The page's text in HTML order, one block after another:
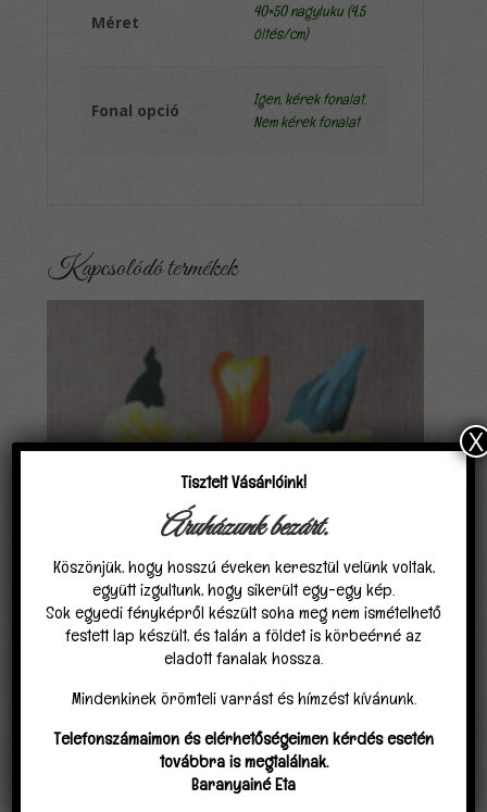
Méret
40×50 nagyluku (4,5
öltés/cm)
Fonal opció
Igen, kérek fonalat,
Nem kérek fonalat
Kapcsolódó termékek
Tisztelt Vásárlóink!
Áruházunk bezárt.
Köszönjük, hogy hosszú éveken keresztül velünk voltak,
együtt izgultunk, hogy sikerült egy-egy kép.
Sok egyedi fényképről készült soha meg nem ismételhető
festett lap készült, és talán a földet is körbeérné az
eladott fanalak hossza.
Mindenkinek örömteli varrást és hímzést kívánunk.
Telefonszámaimon és elérhetőségeimen kérdés esetén
továbbra is megtalálnak.
Baranyainé Eta
X